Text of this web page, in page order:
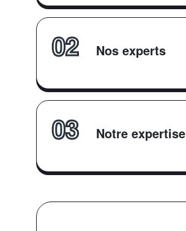
02 Nos experts
03 Notre expertise